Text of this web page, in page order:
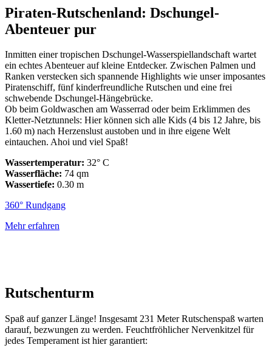
Piraten-Rutschenland: Dschungel-
Abenteuer pur
Inmitten einer tropischen Dschungel-Wasserspiellandschaft wartet
ein echtes Abenteuer auf kleine Entdecker. Zwischen Palmen und
Ranken verstecken sich spannende Highlights wie unser imposantes
Piratenschiff, fünf kinderfreundliche Rutschen und eine frei
schwebende Dschungel-Hängebrücke.
Ob beim Goldwaschen am Wasserrad oder beim Erklimmen des
Kletter-Netztunnels: Hier können sich alle Kids (4 bis 12 Jahre, bis
1.60 m) nach Herzenslust austoben und in ihre eigene Welt
eintauchen. Ahoi und viel Spaß!
Wassertemperatur: 32° C
Wasserfläche: 74 qm
Wassertiefe: 0.30 m
360° Rundgang
Mehr erfahren
Rutschenturm
Spaß auf ganzer Länge! Insgesamt 231 Meter Rutschenspaß warten
darauf, bezwungen zu werden. Feuchtfröhlicher Nervenkitzel für
jedes Temperament ist hier garantiert: